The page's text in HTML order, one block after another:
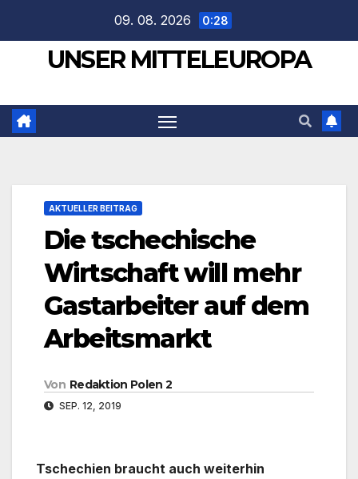
springen
09. 08. 2026 0:28
UNSER MITTELEUROPA
AKTUELLER BEITRAG
Die tschechische
Wirtschaft will mehr
Gastarbeiter auf dem
Arbeitsmarkt
Von Redaktion Polen 2
SEP. 12, 2019
Tschechien braucht auch weiterhin